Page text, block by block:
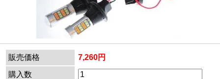
販売価格 7,260円
購入数